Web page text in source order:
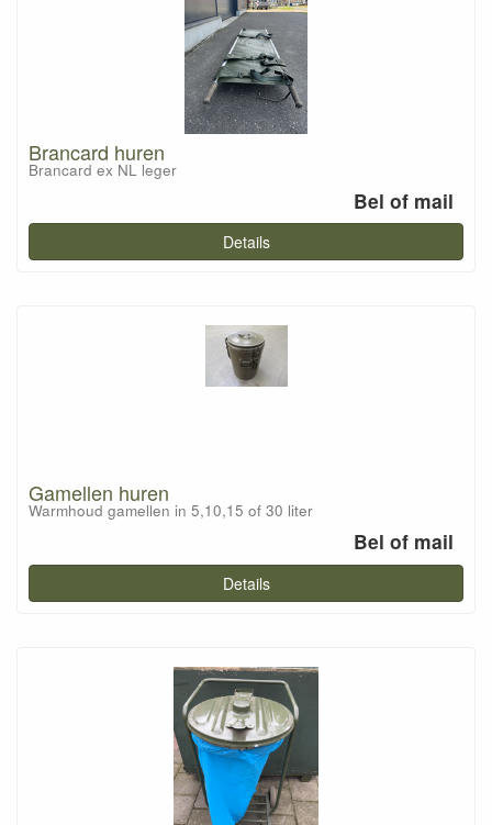
Brancard huren
Brancard ex NL leger
Bel of mail
Details
Gamellen huren
Warmhoud gamellen in 5,10,15 of 30 liter
Bel of mail
Details